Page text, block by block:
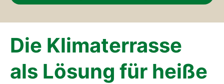
Die Kli­ma­ter­ras­se
als Lösung für hei­ße